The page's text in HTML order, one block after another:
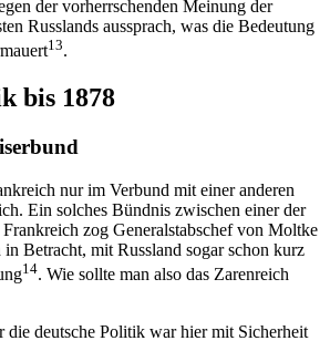
der vorherrschenden Meinung der
Russlands aussprach, was die Bedeutung
13.
bis 1878
nur im Verbund mit einer anderen
Ein solches Bündnis zwischen einer der
zog Generalstabschef von Moltke
Betracht, mit Russland sogar schon kurz
14. Wie sollte man also das Zarenreich
die deutsche Politik war hier mit Sicherheit